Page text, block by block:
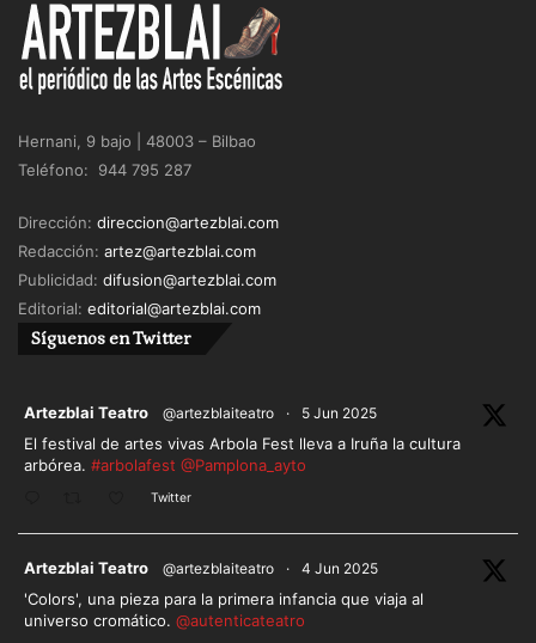
Hernani, 9 bajo | 48003 – Bilbao
Teléfono: 944 795 287
Dirección: direccion@artezblai.com
Redacción: artez@artezblai.com
Publicidad: difusion@artezblai.com
Editorial: editorial@artezblai.com
Síguenos en Twitter
Artezblai Teatro @artezblaiteatro · 5 Jun 2025
El festival de artes vivas Arbola Fest lleva a Iruña la cultura
arbórea. #arbolafest @Pamplona_ayto
Twitter
Artezblai Teatro @artezblaiteatro · 4 Jun 2025
'Colors', una pieza para la primera infancia que viaja al
universo cromático. @autenticateatro